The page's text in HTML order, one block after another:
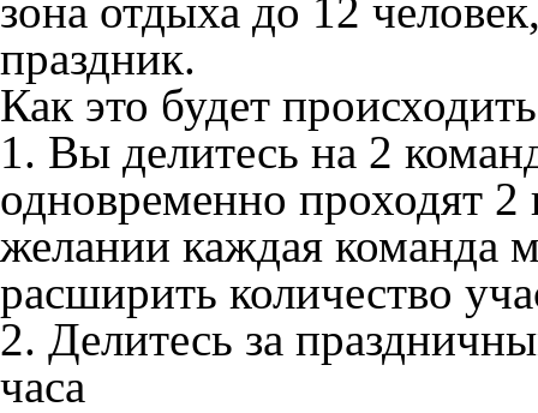
зона отдыха до 12
праздник.
Как это будет
1. Вы делитесь на 2
одновременно проходят
желании каждая команда
расширить количество
2. Делитесь за
часа